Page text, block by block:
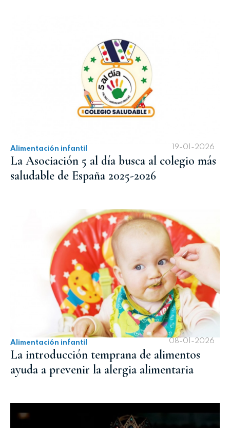
Alimentación infantil 19-01-2026
La Asociación 5 al día busca al colegio más
saludable de España 2025-2026
Alimentación infantil 08-01-2026
La introducción temprana de alimentos
ayuda a prevenir la alergia alimentaria